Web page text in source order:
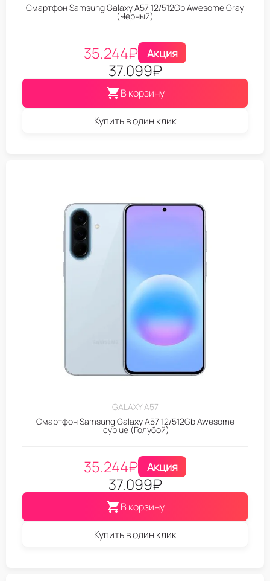
Смартфон Samsung Galaxy A57 12/512Gb Awesome Gray
(Черный)
35.244₽ Акция
37.099₽
В корзину
Купить в один клик
GALAXY A57
Смартфон Samsung Galaxy A57 12/512Gb Awesome
Icyblue (Голубой)
35.244₽ Акция
37.099₽
В корзину
Купить в один клик